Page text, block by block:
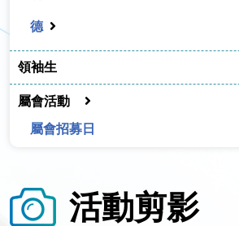
德
領袖生
屬會活動
屬會招募日
活動剪影